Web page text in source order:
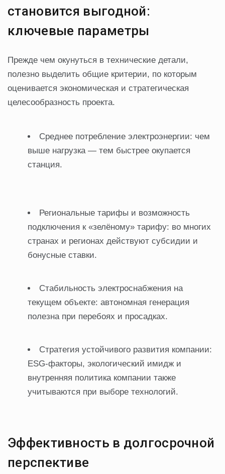
становится выгодной:
ключевые параметры
Прежде чем окунуться в технические детали,
полезно выделить общие критерии, по которым
оценивается экономическая и стратегическая
целесообразность проекта.
Среднее потребление электроэнергии: чем
выше нагрузка — тем быстрее окупается
станция.
Региональные тарифы и возможность
подключения к «зелёному» тарифу: во многих
странах и регионах действуют субсидии и
бонусные ставки.
Стабильность электроснабжения на
текущем объекте: автономная генерация
полезна при перебоях и просадках.
Стратегия устойчивого развития компании:
ESG-факторы, экологический имидж и
внутренняя политика компании также
учитываются при выборе технологий.
Эффективность в долгосрочной
перспективе